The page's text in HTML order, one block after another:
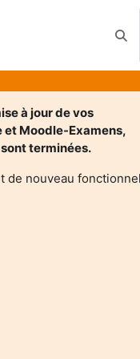
à jour de vos
Moodle-Examens,
terminées.
de nouveau